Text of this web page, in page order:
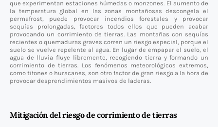
que experimentan estaciones húmedas o monzones. El aumento de
la temperatura global en las zonas montañosas descongela el
permafrost, puede provocar incendios forestales y provocar
sequías prolongadas, factores todos ellos que pueden acabar
provocando un corrimiento de tierras. Las montañas con sequías
recientes o quemaduras graves corren un riesgo especial, porque el
suelo se vuelve repelente al agua. En lugar de empapar el suelo, el
agua de lluvia fluye libremente, recogiendo tierra y formando un
corrimiento de tierras. Los fenómenos meteorológicos extremos,
como tifones o huracanes, son otro factor de gran riesgo a la hora de
provocar desprendimientos masivos de laderas.
Mitigación del riesgo de corrimiento de tierras